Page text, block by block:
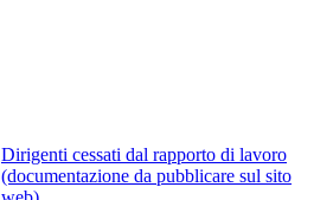
Dirigenti cessati dal rapporto di lavoro
(documentazione da pubblicare sul sito